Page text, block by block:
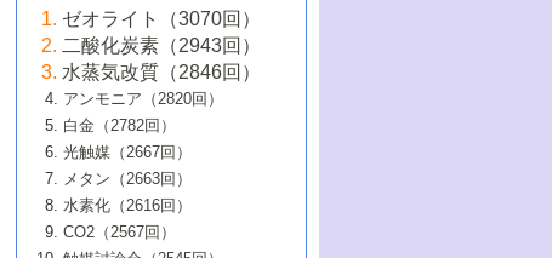
大学：オンライン・対面開催）
6号 メタン転換技術の最新動向
B号 第125回触媒討論会（2020年・工学
院大学）
5号 固体触媒による含窒素有機化合物変
換の最前線
6号 貴金属使用量低減に向けた自動車排
ガス浄化触媒の開発
B号 第123回触媒討論会（2019年・大阪
B号 第121回触媒討論会（2018年・東京
大学）
5号 水素のふるまいを解き明かす最先端
研究
6号 低級アルカンの有効利用のための触
媒技術
B号 第119回触媒討論会（2017年・首都
大学東京）
媒技術
3号 触媒研究の最先端～とびたて若き研究
者たち～（1）
4号 触媒研究の最先端～とびたて若き研究
者たち～（2）
5号 触媒研究の最先端～とびたて若き研究
者たち～（3）
6号 イオニクス材料と燃料電池・電解合成
の最新の研究動向
2号 石油精製用触媒の最近の進展
3号 固体酸化物形燃料電池（SOFC）におけ
るアノード触媒上での燃料直接改質技術
4号 コアシェル構造の制御による触媒機能
5号 工業触媒およびその周辺技術の最近の
進歩
6号 ナノシート
2号 光触媒反応機構に関する最新の研究動
向
開発動向
4号 人工光合成に向けた近年のアプローチ
5号 未利用熱エネルギーの有効活用に貢献
する触媒技術
6号 ポリオキソメタレート
1号 高耐久性燃料電池システム用触媒にお
ける新展開
2号 リビングラジカル重合の最近の動向
3号 天然ガスの化学工業的展開に関する触
媒技術
4号 貴金属触媒の精密構造制御とその活用
5号 バイオマス化成品製造のための固体触
▼54巻（2012年）
1号 規則性多孔体の利用技術における最近
の進歩
2号 第109回触媒討論会
3号 貴金属低減技術の最新動向
4号 貴金属代替技術の最新動向
5号 光触媒による物質変換反応の新展開
▼53巻（2011年）
1号 金属学から見る合金触媒の新展開
2号 第107回触媒討論会
3号 触媒のその場観察法の進歩（１）
4号 触媒のその場観察法の進歩（２）
5号 不活性結合の触媒的活性化による有機
▼52巻（2010年）
1号 触媒の劣化対策と長寿命触媒開発
2号 第105回触媒討論会
3号 ナノ構造が拓く新機能
4号 活性サイトおよびその環境の精密な設
1号 炭素材料－熱い注目を集める材料－
2号 第103回触媒討論会
3号 環境浄化用光触媒の現状と課題
▼50巻（2008年）
1号 触媒化学と学会のこの10年，半世紀，
そして未来
▼49巻（2007年）
1号 含フッ素化合物の合成と触媒
▼48巻（2006年）
ゼオライト（3070回）
二酸化炭素（2943回）
水蒸気改質（2846回）
アンモニア（2820回）
白金（2782回）
光触媒（2667回）
メタン（2663回）
水素化（2616回）
CO2（2567回）